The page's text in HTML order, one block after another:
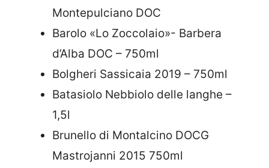
Montepulciano DOC
Barolo «Lo Zoccolaio»- Barbera
d’Alba DOC – 750ml
Bolgheri Sassicaia 2019 – 750ml
Batasiolo Nebbiolo delle langhe –
1,5l
Brunello di Montalcino DOCG
Mastrojanni 2015 750ml